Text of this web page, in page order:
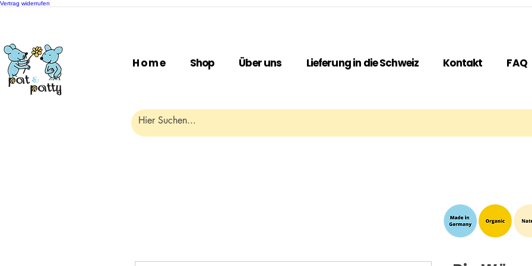
Vertrag widerrufen
H o m e Shop Über uns Lieferung in die Schweiz Kontakt FAQ